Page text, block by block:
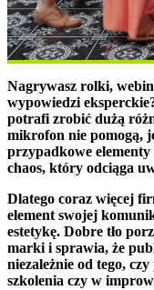
Nagrywasz rolki,
wypowiedzi
potrafi zrobić dużą
mikrofon nie pomogą,
przypadkowe
chaos, który odciąga
Dlatego coraz więcej
element swojej
estetykę. Dobre tło
marki i sprawia, że
niezależnie od tego,
szkolenia czy w